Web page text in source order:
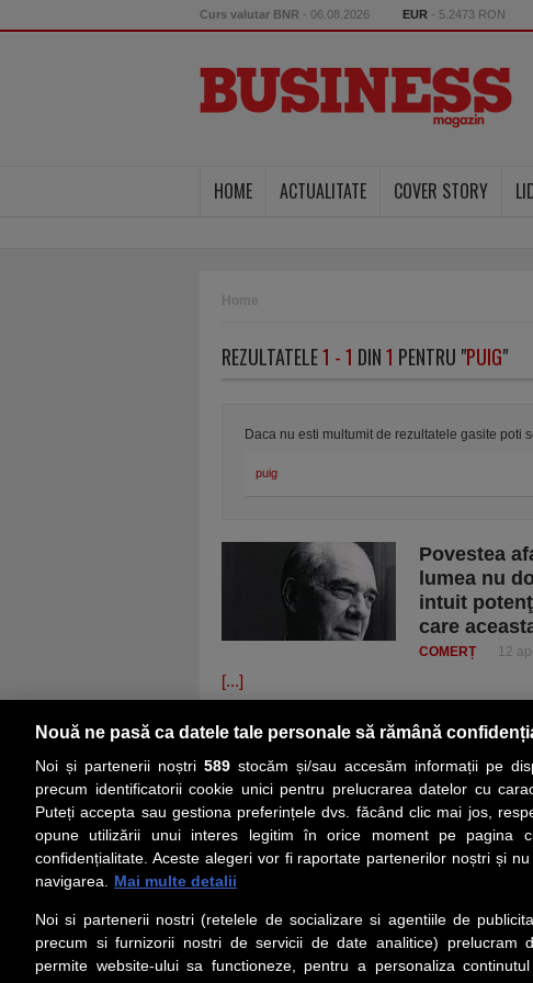
Curs valutar BNR - 06.08.2026 EUR - 5.2473 RON
HOME ACTUALITATE COVER STORY
Home
REZULTATELE1 - 1 DIN1 PENTRU "PUIG"
Daca nu esti multumit de rezultatele gasite poti
Povestea
lumea nu
intuit
care
COMERȚ 12
[...]
PRIMA PAGINĂ COVER
Social
Urmareste-ne pe Facebook
iarul Financiar
Despre Noi
Nouă ne pasă ca datele tale personale să rămână
Noi și partenerii noștri 589stocăm și/sau accesăm informații pe
precum identificatorii cookie unici pentru prelucrarea datelor cu
Puteți accepta sau gestiona preferințele dvs. făcând clic mai jos,
opune utilizării unui interes legitim în orice moment pe pagina
confidențialitate. Aceste alegeri vor fi raportate partenerilor noștri și
navigarea.
Mai multe detalii
Noi si partenerii nostri (retelele de socializare si agentiile de
precum si furnizorii nostri de servicii de date analitice) prelucram
permite website-ului sa functioneze, pentru a personaliza